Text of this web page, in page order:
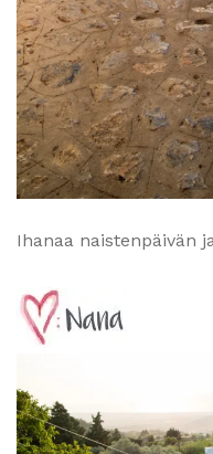
Ihanaa naistenpäivän